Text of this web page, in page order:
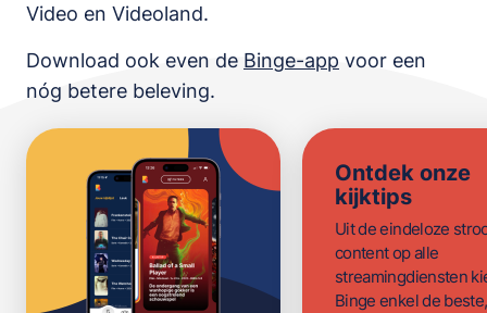
Video en Videoland.
Download ook even de Binge-app voor een
nóg betere beleving.
Ontdek onze
kijktips
Uit de eindeloze
content op alle
streamingdiensten
Binge enkel de beste,